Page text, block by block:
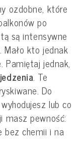
ozdobne, które
po
są intensywne
kto jednak
Pamiętaj jednak,
. Te
Do
lub co
masz pewność:
bez chemii i na